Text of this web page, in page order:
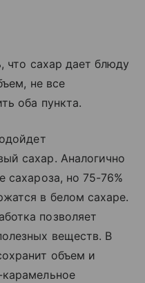
что сахар дает блюду
не все
оба пункта.
сахар. Аналогично
сахароза, но 75-76%
в белом сахаре.
позволяет
веществ. В
объем и